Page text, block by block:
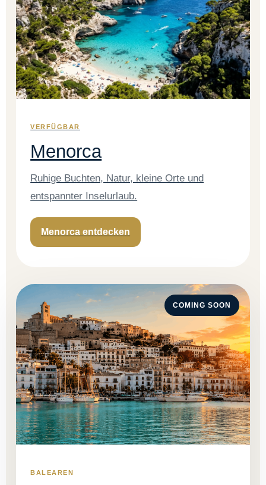
VERFÜGBAR
Menorca
Ruhige Buchten, Natur, kleine Orte und
entspannter Inselurlaub.
Menorca entdecken
COMING SOON
BALEAREN